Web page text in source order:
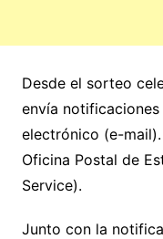
Desde el sorteo
envía
electrónico (e-
Oficina Postal de
Service).
Junto con la